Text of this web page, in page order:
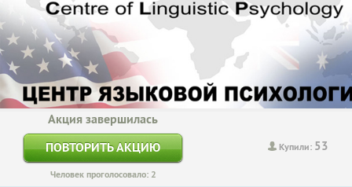
Купили: 53
Акция завершилась
ПОВТОРИТЬ АКЦИЮ
Человек проголосовало: 2